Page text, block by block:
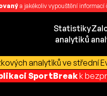
a jakékoliv vypouštění informací
Statistiky
analytiků
analytiků ve střední
SportBreakk